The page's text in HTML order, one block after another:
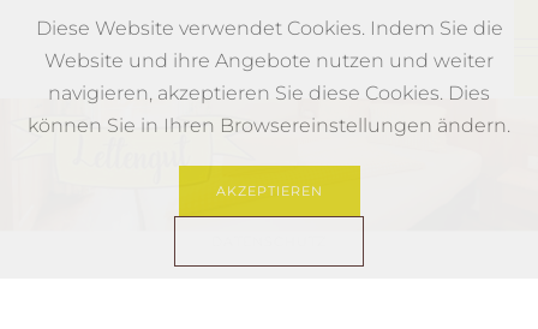
Diese Website verwendet Cookies. Indem Sie die
Website und ihre Angebote nutzen und weiter
navigieren, akzeptieren Sie diese Cookies. Dies
können Sie in Ihren Browsereinstellungen ändern.
AKZEPTIEREN
Skip to main content